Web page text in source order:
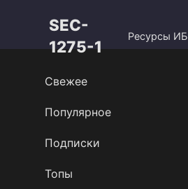
SEC-
1275-1
Ресурсы ИБ
Свежее
Популярное
Подписки
Топы